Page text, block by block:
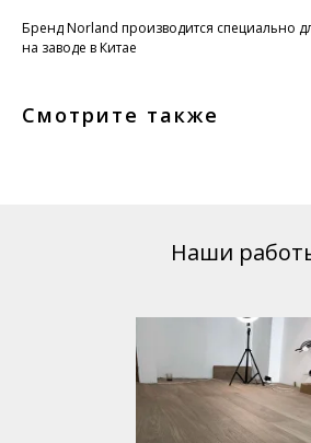
Бренд Norland производится специально
на заводе в Китае
Смотрите также
Наши